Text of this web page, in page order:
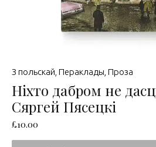
З польскай Пераклады Проза
Ніхто дабром не
Сяргей Пясецкі
£10.00